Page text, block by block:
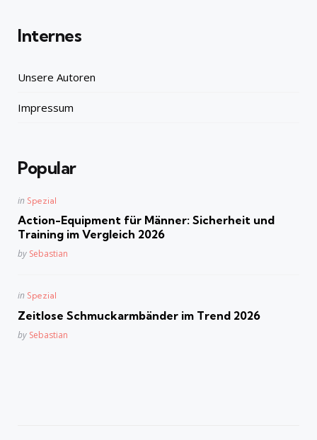
Internes
Unsere Autoren
Impressum
Popular
Posted
in Spezial
Action-Equipment für Männer: Sicherheit und
Training im Vergleich 2026
Posted
by Sebastian
Posted
in Spezial
Zeitlose Schmuckarmbänder im Trend 2026
Posted
by Sebastian